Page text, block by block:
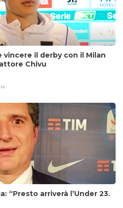
vincere il derby con il Milan
Chivu
“Presto arriverà l’Under 23.